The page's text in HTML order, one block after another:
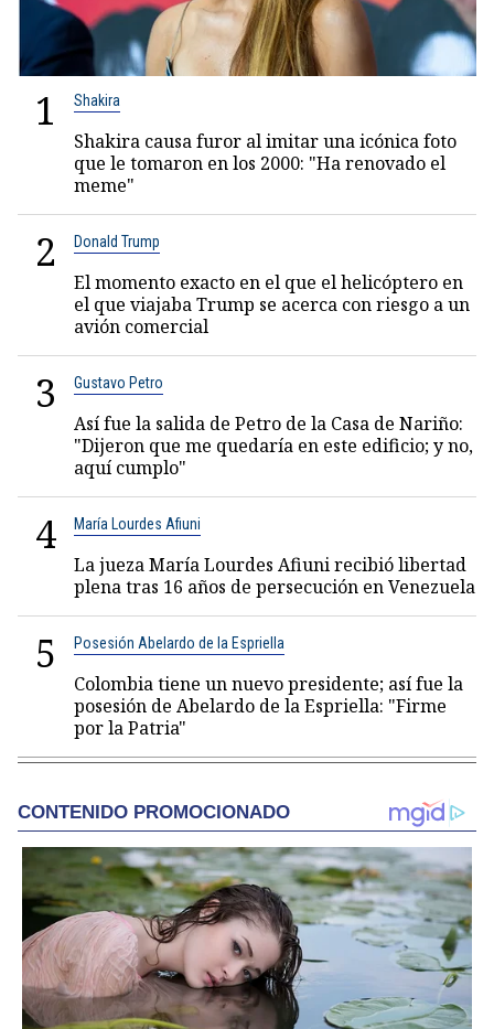
1 Shakira
Shakira causa furor al imitar una icónica foto
que le tomaron en los 2000: "Ha renovado el
meme"
2 Donald Trump
El momento exacto en el que el helicóptero en
el que viajaba Trump se acerca con riesgo a un
avión comercial
3 Gustavo Petro
Así fue la salida de Petro de la Casa de Nariño:
"Dijeron que me quedaría en este edificio; y no,
aquí cumplo"
4 María Lourdes Afiuni
La jueza María Lourdes Afiuni recibió libertad
plena tras 16 años de persecución en Venezuela
5 Posesión Abelardo de la Espriella
Colombia tiene un nuevo presidente; así fue la
posesión de Abelardo de la Espriella: "Firme
por la Patria"